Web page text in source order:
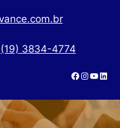
(19) 3834-4774